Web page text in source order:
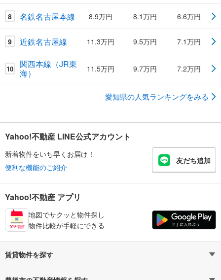
8 名鉄名古屋本線 8.9万円 8.1万円 6.6万円
9 近鉄名古屋線 11.3万円 9.5万円 7.1万円
10
関西本線（JR東
海）
11.5万円 9.7万円 7.2万円
愛知県の人気ランキングをみる
Yahoo!不動産 LINE公式アカウント
新着物件をいち早くお届け！
便利な機能のご紹介
友だち追加
Yahoo!不動産 アプリ
地図でサクッと物件探し
物件比較が手軽にできる
賃貸物件を探す